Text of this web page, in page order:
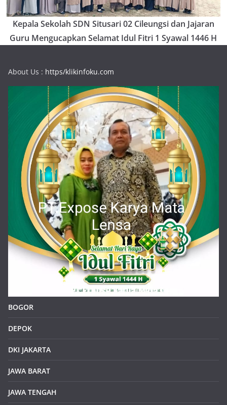
Kepala Sekolah SDN Situsari 02 Cileungsi dan Jajaran
Guru Mengucapkan Selamat Idul Fitri 1 Syawal 1446 H
About Us : https/klikinfoku.com
BOGOR
DEPOK
DKI JAKARTA
JAWA BARAT
JAWA TENGAH